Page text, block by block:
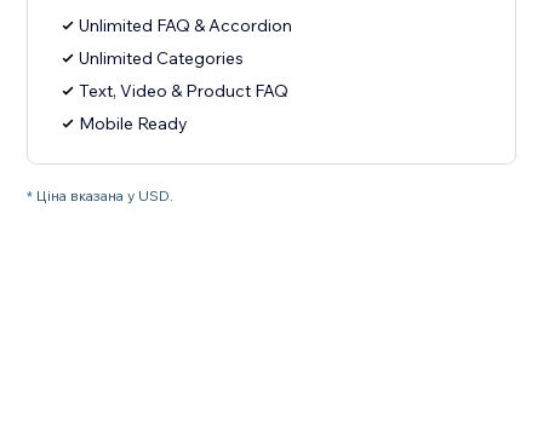
Unlimited FAQ & Accordion
Unlimited Categories
Text, Video & Product FAQ
Mobile Ready
* Ціна вказана у USD.